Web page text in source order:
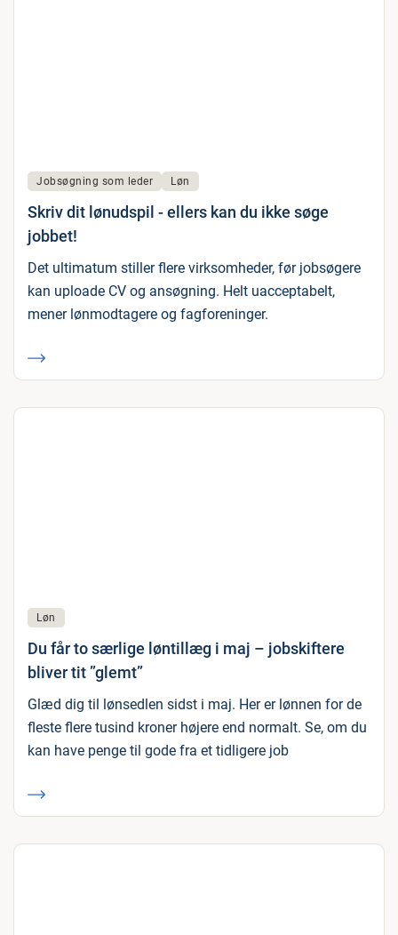
Jobsøgning som leder Løn
Skriv dit lønudspil - ellers kan du ikke søge
jobbet!
Det ultimatum stiller flere virksomheder, før jobsøgere
kan uploade CV og ansøgning. Helt uacceptabelt,
mener lønmodtagere og fagforeninger.
Løn
Du får to særlige løntillæg i maj – jobskiftere
bliver tit ”glemt”
Glæd dig til lønsedlen sidst i maj. Her er lønnen for de
fleste flere tusind kroner højere end normalt. Se, om du
kan have penge til gode fra et tidligere job